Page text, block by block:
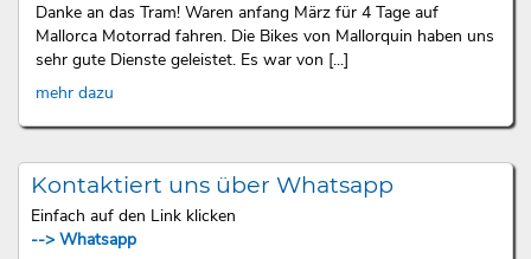
Danke an das Tram! Waren anfang März für 4 Tage auf
Mallorca Motorrad fahren. Die Bikes von Mallorquin haben uns
sehr gute Dienste geleistet. Es war von [...]
mehr dazu
Kontaktiert uns über Whatsapp
Einfach auf den Link klicken
--> Whatsapp